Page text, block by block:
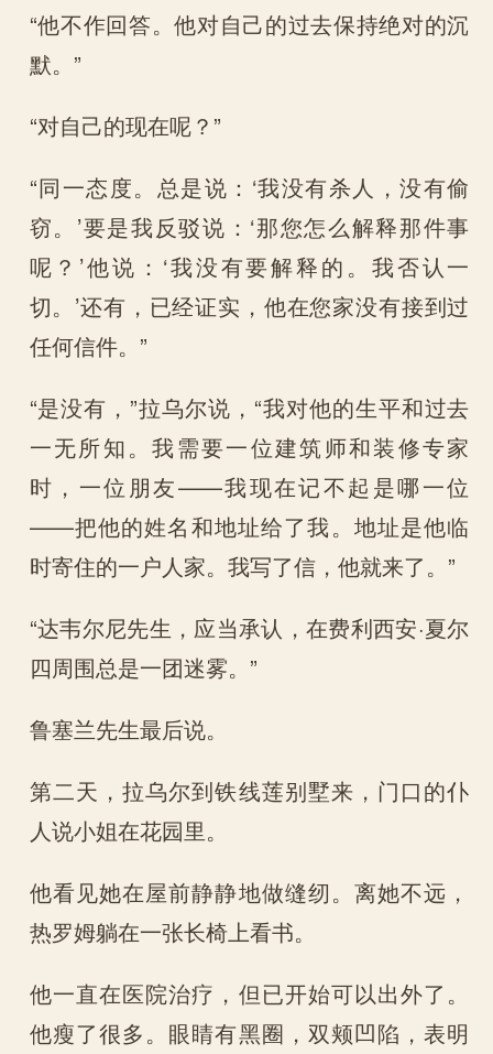
“他不作回答。他对自己的过去保持绝对的沉
默。”
“对自己的现在呢？”
“同一态度。总是说：‘我没有杀人，没有偷
窃。’要是我反驳说：‘那您怎么解释那件事
呢？’他说：‘我没有要解释的。我否认一
切。’还有，已经证实，他在您家没有接到过
任何信件。”
“是没有，”拉乌尔说，“我对他的生平和过去
一无所知。我需要一位建筑师和装修专家
时，一位朋友——我现在记不起是哪一位
——把他的姓名和地址给了我。地址是他临
时寄住的一户人家。我写了信，他就来了。”
“达韦尔尼先生，应当承认，在费利西安·夏尔
四周围总是一团迷雾。”
鲁塞兰先生最后说。
第二天，拉乌尔到铁线莲别墅来，门口的仆
人说小姐在花园里。
他看见她在屋前静静地做缝纫。离她不远，
热罗姆躺在一张长椅上看书。
他一直在医院治疗，但已开始可以出外了。
他瘦了很多。眼睛有黑圈，双颊凹陷，表明